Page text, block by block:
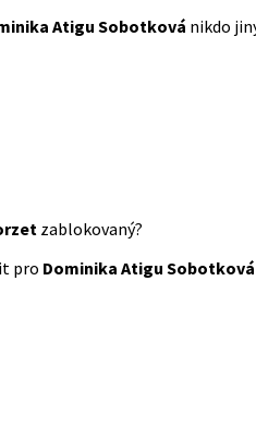
Atigu Sobotková nikdo
zablokovaný?
pro Dominika Atigu Sobotková